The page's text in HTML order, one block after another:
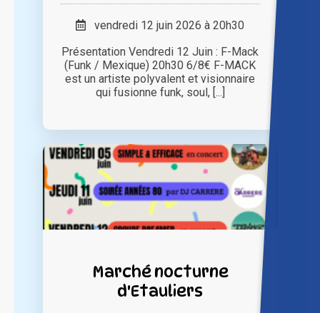
vendredi 12 juin 2026 à 20h30
Présentation Vendredi 12 Juin : F-Mack
(Funk / Mexique) 20h30 6/8€ F-MACK
est un artiste polyvalent et visionnaire
qui fusionne funk, soul, [...]
Marché nocturne
d'Etauliers